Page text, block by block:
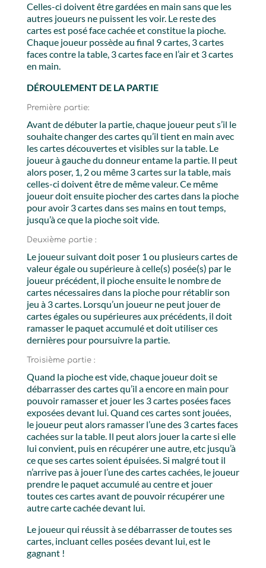
Celles-ci doivent être gardées en main sans que les
autres joueurs ne puissent les voir. Le reste des
cartes est posé face cachée et constitue la pioche.
Chaque joueur possède au final 9 cartes, 3 cartes
faces contre la table, 3 cartes face en l’air et 3 cartes
en main.
DÉROULEMENT DE LA PARTIE
Première partie:
Avant de débuter la partie, chaque joueur peut s’il le
souhaite changer des cartes qu’il tient en main avec
les cartes découvertes et visibles sur la table. Le
joueur à gauche du donneur entame la partie. Il peut
alors poser, 1, 2 ou même 3 cartes sur la table, mais
celles-ci doivent être de même valeur. Ce même
joueur doit ensuite piocher des cartes dans la pioche
pour avoir 3 cartes dans ses mains en tout temps,
jusqu’à ce que la pioche soit vide.
Deuxième partie :
Le joueur suivant doit poser 1 ou plusieurs cartes de
valeur égale ou supérieure à celle(s) posée(s) par le
joueur précédent, il pioche ensuite le nombre de
cartes nécessaires dans la pioche pour rétablir son
jeu à 3 cartes. Lorsqu’un joueur ne peut jouer de
cartes égales ou supérieures aux précédents, il doit
ramasser le paquet accumulé et doit utiliser ces
dernières pour poursuivre la partie.
Troisième partie :
Quand la pioche est vide, chaque joueur doit se
débarrasser des cartes qu’il a encore en main pour
pouvoir ramasser et jouer les 3 cartes posées faces
exposées devant lui. Quand ces cartes sont jouées,
le joueur peut alors ramasser l’une des 3 cartes faces
cachées sur la table. Il peut alors jouer la carte si elle
lui convient, puis en récupérer une autre, etc jusqu’à
ce que ses cartes soient épuisées. Si malgré tout il
n’arrive pas à jouer l’une des cartes cachées, le joueur
prendre le paquet accumulé au centre et jouer
toutes ces cartes avant de pouvoir récupérer une
autre carte cachée devant lui.
Le joueur qui réussit à se débarrasser de toutes ses
cartes, incluant celles posées devant lui, est le
gagnant !